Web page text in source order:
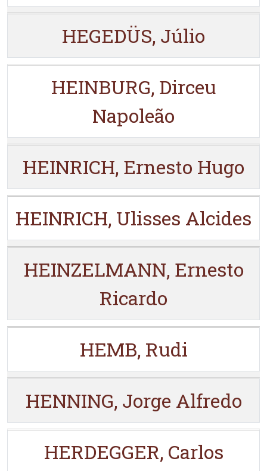
HEGEDÜS, Júlio
HEINBURG, Dirceu
Napoleão
HEINRICH, Ernesto Hugo
HEINRICH, Ulisses Alcides
HEINZELMANN, Ernesto
Ricardo
HEMB, Rudi
HENNING, Jorge Alfredo
HERDEGGER, Carlos